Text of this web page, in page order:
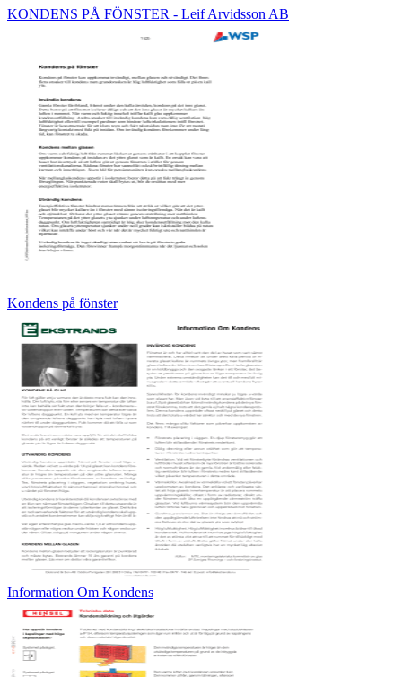
KONDENS PÅ FÖNSTER - Leif Arvidsson AB
Kondens på fönster
Information Om Kondens